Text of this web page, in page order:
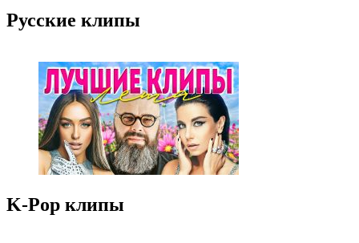
Русские клипы
K-Pop клипы